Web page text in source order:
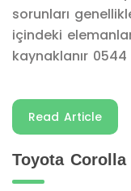
sorunları
içindeki
kaynaklanır
Read Article
Toyota